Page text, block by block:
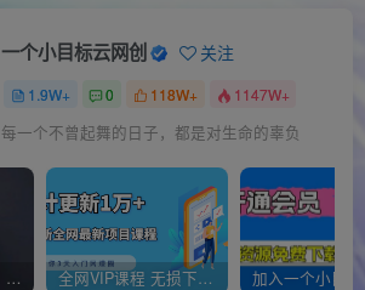
一个小目标云网创 关注
1.9W+ 0 118W+ 1147W+
每一个不曾起舞的日子，都是对生命的辜负
您还在到处找项目？还在当韭菜？我靠经营“一个小目标网创商城”年入百W+，曾经我也负债累累! 全网VIP课程 无损下载~